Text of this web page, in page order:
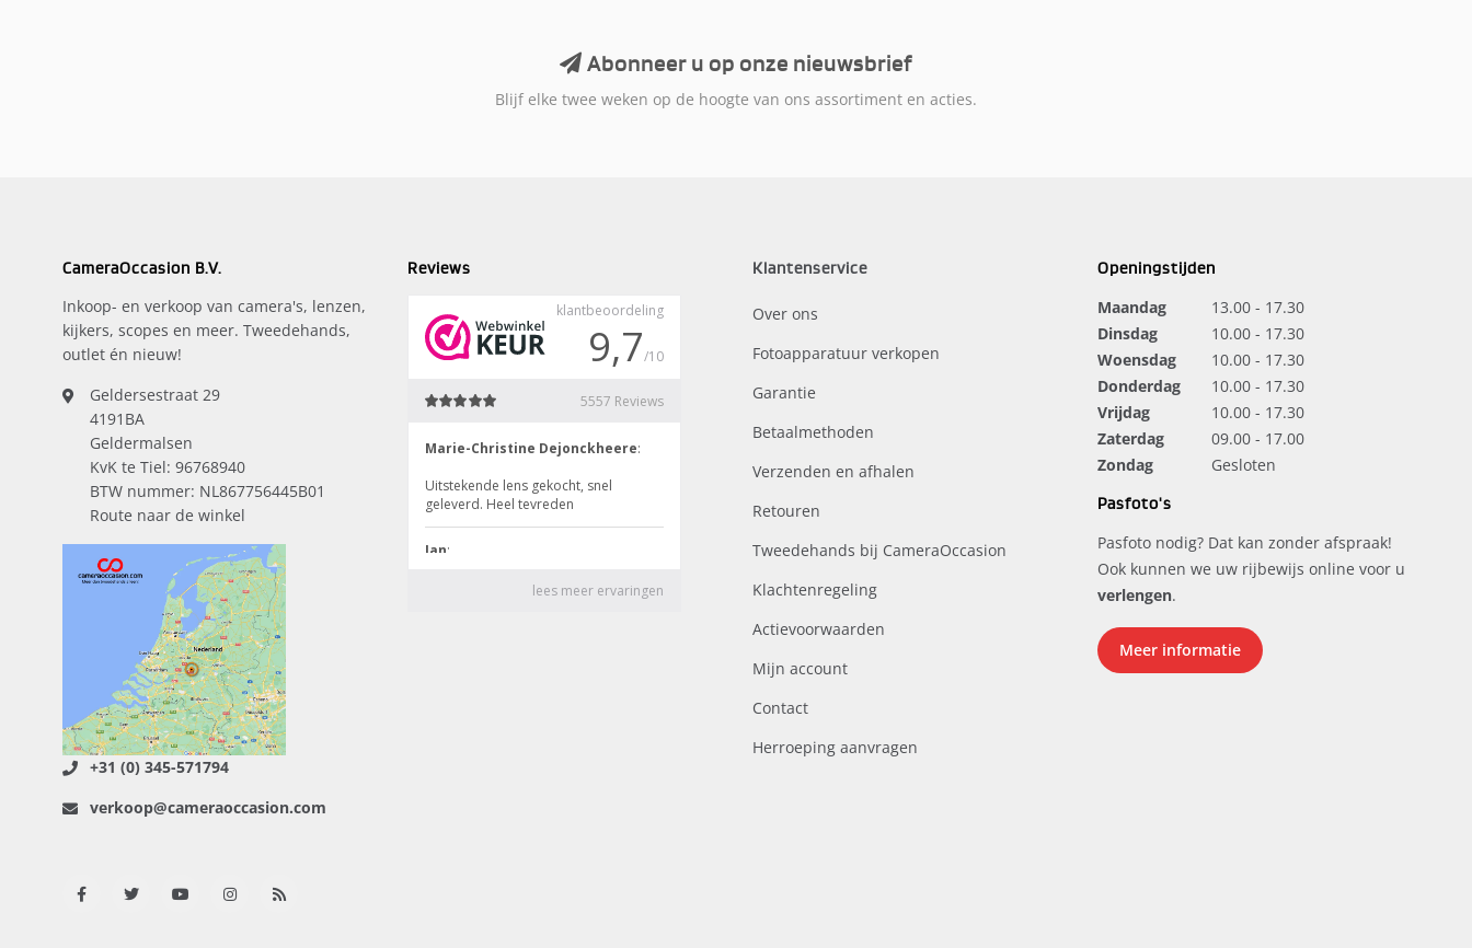
Abonneer u op onze nieuwsbrief
Blijf elke twee weken op de hoogte van ons assortiment en acties.
CameraOccasion B.V.
Inkoop- en verkoop van camera's, lenzen,
kijkers, scopes en meer. Tweedehands,
outlet én nieuw!
Geldersestraat 29
4191BA
Geldermalsen
KvK te Tiel: 96768940
BTW nummer: NL867756445B01
Route naar de winkel
+31 (0) 345-571794
verkoop@cameraoccasion.com
Reviews Klantenservice
Over ons
Fotoapparatuur verkopen
Garantie
Betaalmethoden
Verzenden en afhalen
Retouren
Tweedehands bij CameraOccasion
Klachtenregeling
Actievoorwaarden
Mijn account
Contact
Herroeping aanvragen
Openingstijden
Maandag
13.00 - 17.30
Dinsdag
10.00 - 17.30
Woensdag
10.00 - 17.30
Donderdag
10.00 - 17.30
Vrijdag
10.00 - 17.30
Zaterdag
09.00 - 17.00
Zondag
Gesloten
Pasfoto's
Pasfoto nodig? Dat kan zonder afspraak!
Ook kunnen we uw rijbewijs online voor u
verlengen.
Meer informatie